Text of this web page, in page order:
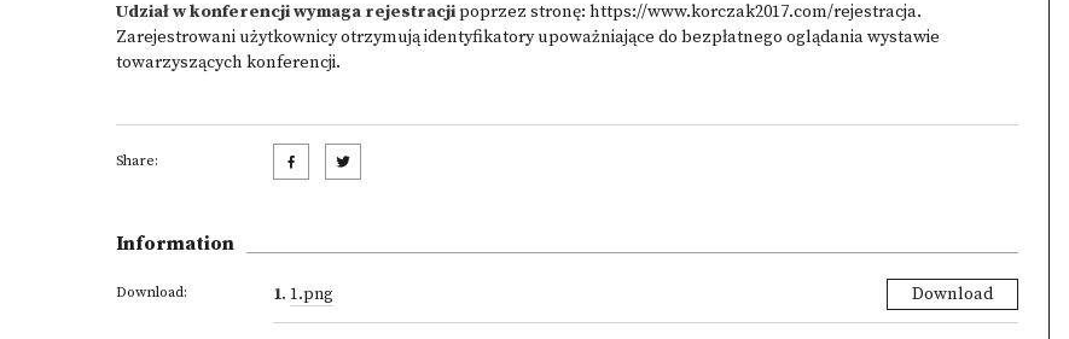
Udział w konferencji wymaga rejestracjipoprzez stronę: https://www.korczak2017.com/rejestracja.
Zarejestrowani użytkownicy otrzymują identyfikatory upoważniające do bezpłatnego oglądania wystawie
towarzyszących konferencji.
Share:
Information
Download: 1. 1.png Download